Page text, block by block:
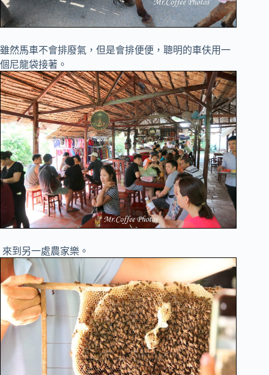
雖然馬車不會排廢氣，但是會排便便，聰明的車伕用一
個尼龍袋接著。
來到另一處農家樂。